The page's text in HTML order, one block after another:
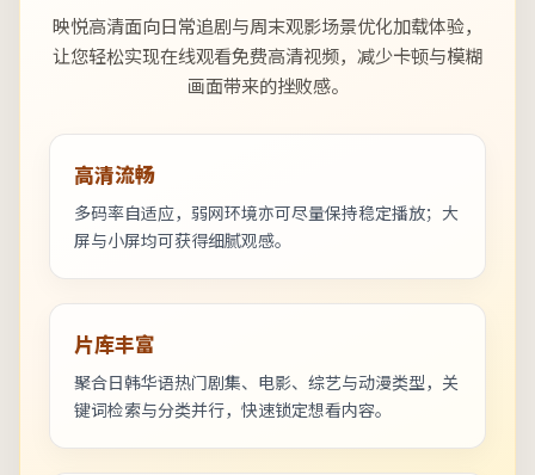
映悦高清面向日常追剧与周末观影场景优化加载体验，
让您轻松实现在线观看免费高清视频，减少卡顿与模糊
画面带来的挫败感。
高清流畅
多码率自适应，弱网环境亦可尽量保持稳定播放；大
屏与小屏均可获得细腻观感。
片库丰富
聚合日韩华语热门剧集、电影、综艺与动漫类型，关
键词检索与分类并行，快速锁定想看内容。